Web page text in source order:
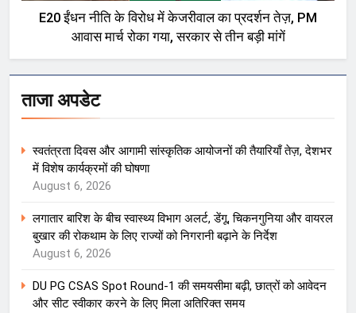
E20 ईंधन नीति के विरोध में केजरीवाल का प्रदर्शन तेज़, PM
आवास मार्च रोका गया, सरकार से तीन बड़ी मांगें
ताजा अपडेट
स्वतंत्रता दिवस और आगामी सांस्कृतिक आयोजनों की तैयारियाँ तेज़, देशभर
में विशेष कार्यक्रमों की घोषणा
August 6, 2026
लगातार बारिश के बीच स्वास्थ्य विभाग अलर्ट, डेंगू, चिकनगुनिया और वायरल
बुखार की रोकथाम के लिए राज्यों को निगरानी बढ़ाने के निर्देश
August 6, 2026
DU PG CSAS Spot Round-1 की समयसीमा बढ़ी, छात्रों को आवेदन
और सीट स्वीकार करने के लिए मिला अतिरिक्त समय